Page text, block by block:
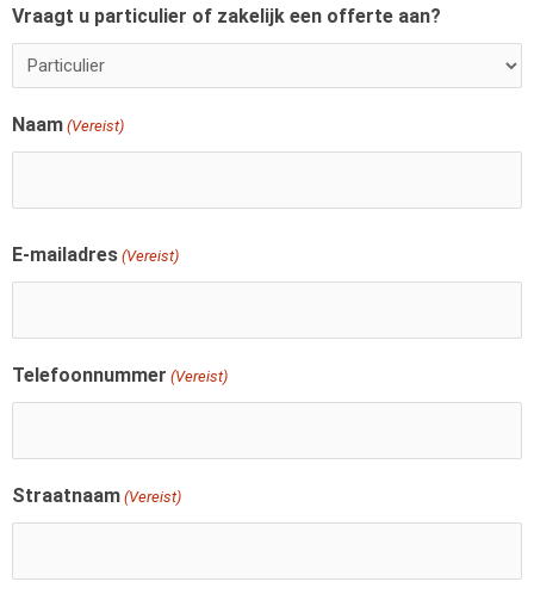
Vraagt u particulier of zakelijk een offerte aan?
Naam (Vereist)
E-mailadres (Vereist)
Telefoonnummer (Vereist)
Straatnaam (Vereist)